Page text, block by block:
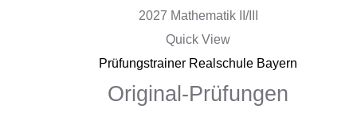
Quick View
Prüfungstrainer Realschule Bayern
Original-Prüfungen